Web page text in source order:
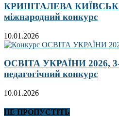
КРИШТАЛЕВА
міжнародний конкурс
10.01.2026
ОСВІТА УКРАЇНИ 2026, 3-
педагогічний конкурс
10.01.2026
НЕ ПРОПУСТІТЬ